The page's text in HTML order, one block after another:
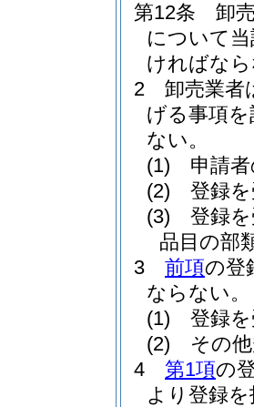
第12条
卸
について
ければな
2
卸売業者
げる事項
ない。
(1)
申請
(2)
登録
(3)
登録
品目の部
3
前項の登
ならない。
(1)
登録
(2)
その
4
第1項の
より登録